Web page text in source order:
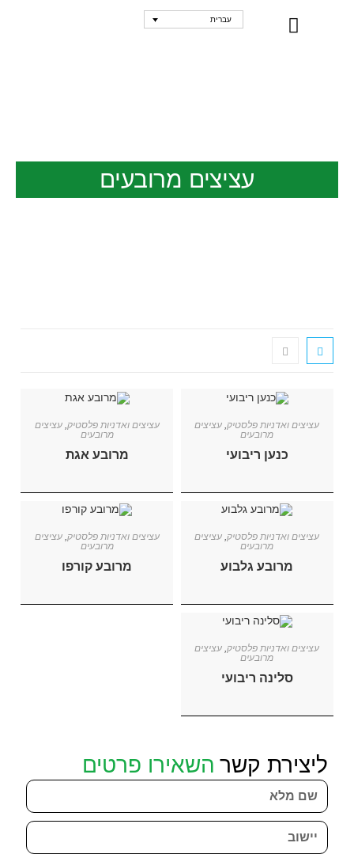
עברית
עציצים מרובעים
ליצירת קשר השאירו פרטים
עציצים ואדניות פלסטיק, עציצים
מרובעים
כנען ריבועי
עציצים ואדניות פלסטיק ,עציצים
מרובעים
מרובע אגת
עציצים ואדניות פלסטיק, עציצים
מרובעים
מרובע גלבוע
עציצים ואדניות פלסטיק,עציצים
מרובעים
מרובע קורפו
עציצים ואדניות פלסטיק, עציצים
מרובעים
סלינה ריבועי